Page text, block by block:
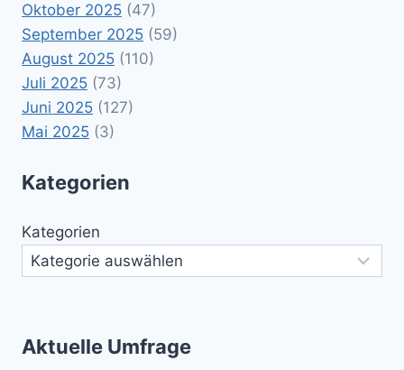
Oktober 2025 (47)
September 2025 (59)
August 2025 (110)
Juli 2025 (73)
Juni 2025 (127)
Mai 2025 (3)
Kategorien
Kategorien
Aktuelle Umfrage